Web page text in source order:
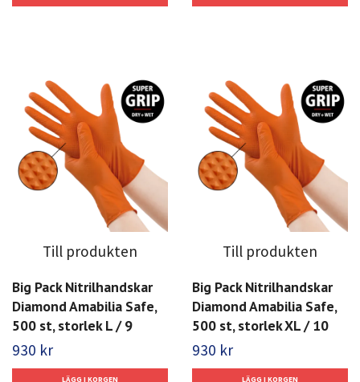
Till produkten
Big Pack Nitrilhandskar
Diamond Amabilia Safe,
500 st, storlek L / 9
930 kr
Till produkten
Big Pack Nitrilhandskar
Diamond Amabilia Safe,
500 st, storlek XL / 10
930 kr